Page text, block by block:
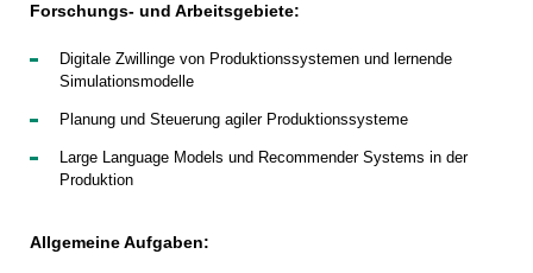
Forschungs- und Arbeitsgebiete:
Digitale Zwillinge von Produktionssystemen und lernende
Simulationsmodelle
Planung und Steuerung agiler Produktionssysteme
Large Language Models und Recommender Systems in der
Produktion
Allgemeine Aufgaben: